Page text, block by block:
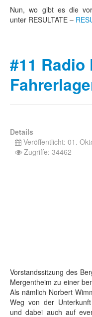
Nun, wo gibt es die
unter RESULTATE –
#11 Radio
Details
Veröffentlicht: 01.
Zugriffe: 34462
Vorstandssitzung des
Mergentheim zu einer
Als nämlich Norbert
Weg von der
und dabei auch auf